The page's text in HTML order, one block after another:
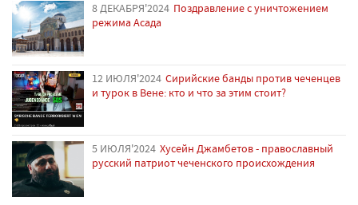
8 ДЕКАБРЯ'2024 Поздравление с уничтожением
режима Асада
12 ИЮЛЯ'2024 Сирийские банды против чеченцев
и турок в Вене: кто и что за этим стоит?
5 ИЮЛЯ'2024 Хусейн Джамбетов - православный
русский патриот чеченского происхождения